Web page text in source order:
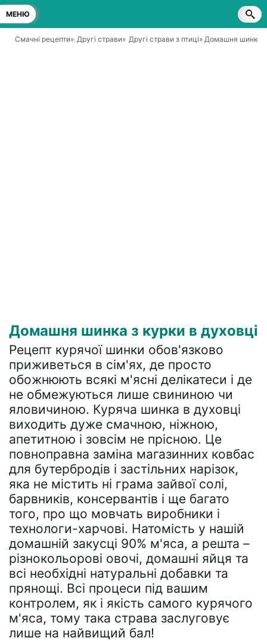
МЕНЮ
Смачні рецепти» Другі страви» Другі страви з птиці» Домашня шинка з
Домашня шинка з курки в духовці
Рецепт курячої шинки обов'язково
приживеться в сім'ях, де просто
обожнюють всякі м'ясні делікатеси і де
не обмежуються лише свининою чи
яловичиною. Куряча шинка в духовці
виходить дуже смачною, ніжною,
апетитною і зовсім не прісною. Це
повноправна заміна магазинних ковбас
для бутербродів і застільних нарізок,
яка не містить ні грама зайвої солі,
барвників, консервантів і ще багато
того, про що мовчать виробники і
технологи-харчові. Натомість у нашій
домашній закусці 90% м'яса, а решта –
різнокольорові овочі, домашні яйця та
всі необхідні натуральні добавки та
прянощі. Всі процеси під вашим
контролем, як і якість самого курячого
м'яса, тому така страва заслуговує
лише на найвищий бал!